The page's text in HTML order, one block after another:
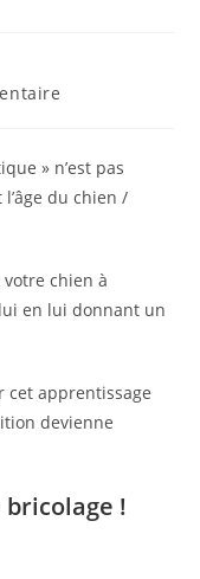
» n’est pas
du chien /
chien à
en lui donnant un
cet apprentissage
devienne
!